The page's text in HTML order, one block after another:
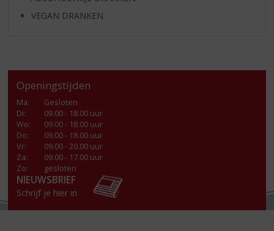
VEGAN DRANKEN
Openingstijden
Ma:
Gesloten
Di:
09.00 - 18.00 uur
Wo:
09.00 - 18.00 uur
Do:
09.00 - 18.00 uur
Vr:
09.00 - 20.00 uur
Za:
09.00 - 17.00 uur
Zo:
gesloten
NIEUWSBRIEF
Schrijf je hier in